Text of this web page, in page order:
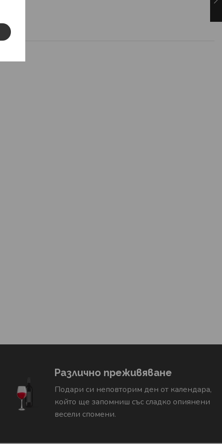
Различно преживяване
Подари си неповторим ден от календара,
който ще запомниш със сладко опиянени
весели спомени.